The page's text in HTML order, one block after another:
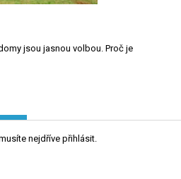
jsou jasnou volbou. Proč je
nejdříve přihlásit.